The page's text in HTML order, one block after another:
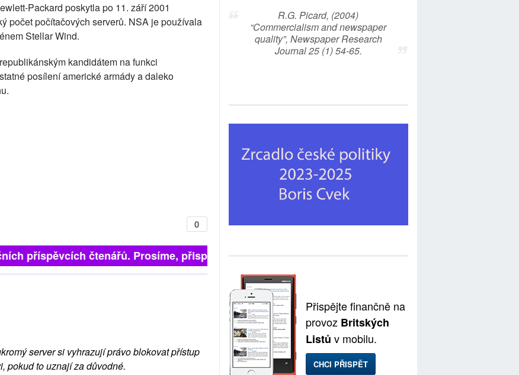
Packard poskytla po 11. září 2001
počet počítačových serverů. NSA je používala
Stellar Wind.
kandidátem na funkci
posílení americké armády a daleko
0
příspěvcích čtenářů. Prosíme, přispějte. ➥
server si vyhrazují právo blokovat přístup
pokud to uznají za důvodné.
R.G. Picard, (2004)
“Commercialism and newspaper
quality”, Newspaper Research
Journal 25 (1) 54-65.
Přispějte finančně na
provoz Britských
Listů v mobilu.
CHCI PŘISPĚT